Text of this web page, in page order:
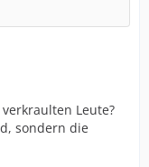
Leute?
sondern die